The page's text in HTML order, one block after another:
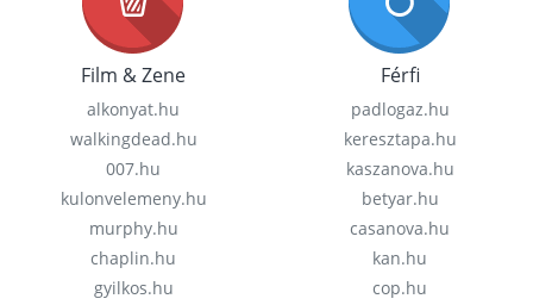
Film & Zene
alkonyat.hu
walkingdead.hu
007.hu
kulonvelemeny.hu
murphy.hu
chaplin.hu
gyilkos.hu
Férfi
padlogaz.hu
keresztapa.hu
kaszanova.hu
betyar.hu
casanova.hu
kan.hu
cop.hu